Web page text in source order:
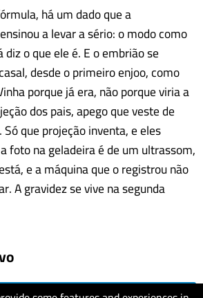
há um dado que a
a levar a sério: o modo como
o que ele é. E o embrião se
desde o primeiro enjoo, como
porque já era, não porque viria a
dos pais, apego que veste de
que projeção inventa, e eles
foto na geladeira é de um ultrassom,
e a máquina que o registrou não
A gravidez se vive na segunda